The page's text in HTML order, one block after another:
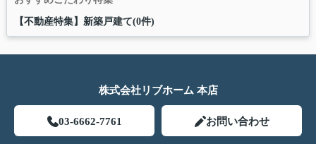
【不動産特集】新築戸建て(0件)
株式会社リブホーム 本店
03-6662-7761 お問い合わせ